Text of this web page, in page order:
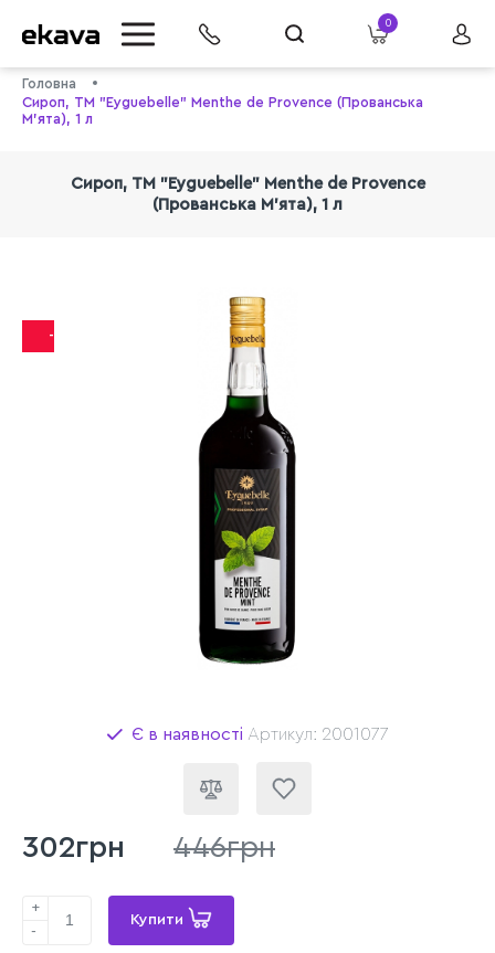
0
Головна
Сироп, ТМ "Eyguebelle" Menthe de Provence (Прованська
М'ята), 1 л
Сироп, ТМ "Eyguebelle" Menthe de Provence
(Прованська М'ята), 1 л
-32%
Є в наявності Артикул: 2001077
302грн 446грн
+
-
Купити